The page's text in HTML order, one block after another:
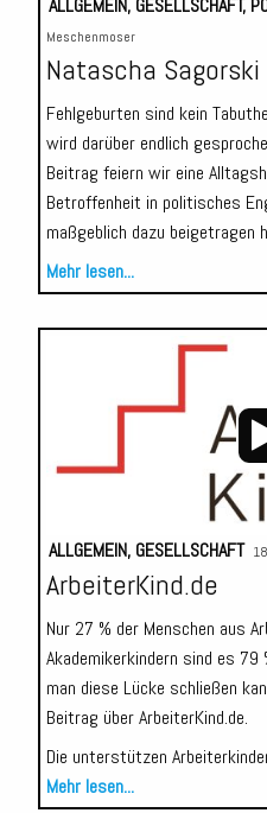
ALLGEMEIN, GESELLSCHAFT,
Meschenmoser
Natascha Sagorski
Fehlgeburten sind kein
wird darüber endlich
Beitrag feiern wir eine
Betroffenheit in politisches
maßgeblich dazu beigetragen
Mehr lesen...
ALLGEMEIN, GESELLSCHAFT
ArbeiterKind.de
Nur 27 % der Menschen aus
Akademikerkindern sind es
man diese Lücke schließen
Beitrag über ArbeiterKind.de.
Die unterstützen
Mehr lesen...